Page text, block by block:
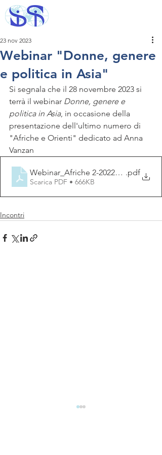
Webinar "Donne, genere
e politica in Asia"
23 nov 2023
Si segnala che il 28 novembre 2023 si
terrà il webinar Donne, genere e
politica in Asia, in occasione della
presentazione dell'ultimo numero di
"Afriche e Orienti" dedicato ad Anna
Vanzan
Webinar_Afriche 2- .pdf
Scarica PDF • 666KB
Incontri